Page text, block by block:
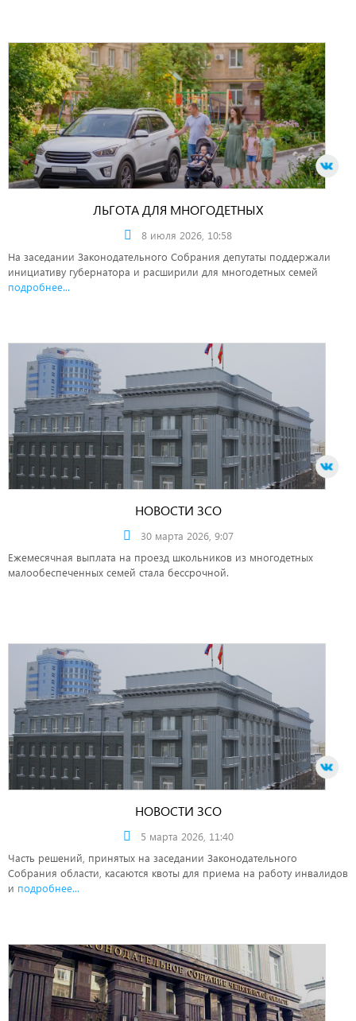
ЛЬГОТА ДЛЯ МНОГОДЕТНЫХ
8 июля 2026, 10:58
На заседании Законодательного Собрания депутаты поддержали
инициативу губернатора и расширили для многодетных семей
подробнее...
НОВОСТИ ЗСО
30 марта 2026, 9:07
Ежемесячная выплата на проезд школьников из многодетных
малообеспеченных семей стала бессрочной.
НОВОСТИ ЗСО
5 марта 2026, 11:40
Часть решений, принятых на заседании Законодательного
Собрания области, касаются квоты для приема на работу инвалидов
и подробнее...